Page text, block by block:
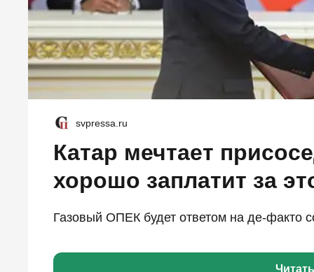
svpressa.ru
Катар мечтает
хорошо заплатит за
Газовый ОПЕК будет ответом на де-факто